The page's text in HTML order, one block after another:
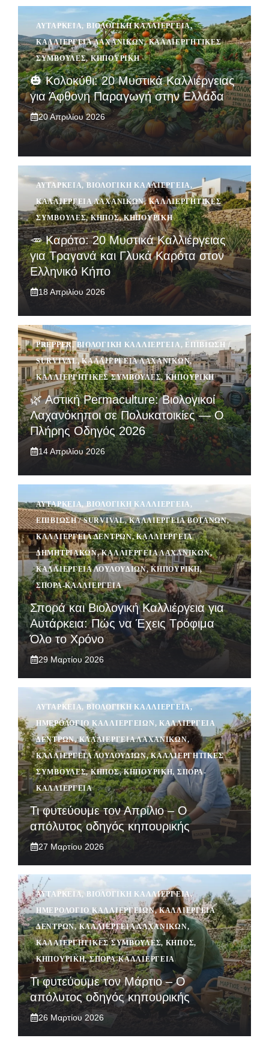
ΑΥΤΆΡΚΕΙΑ, ΒΙΟΛΟΓΙΚΉ ΚΑΛΛΙΈΡΓΕΙΑ,
ΚΑΛΛΙΈΡΓΕΙΑ ΛΑΧΑΝΙΚΏΝ,ΚΑΛΛΙΕΡΓΗΤΙΚΈΣ
ΣΥΜΒΟΥΛΈΣ,ΚΗΠΟΥΡΙΚΉ
🎃 Κολοκύθι: 20 Μυστικά Καλλιέργειας
για Άφθονη Παραγωγή στην Ελλάδα
20 Απριλίου 2026
ΑΥΤΆΡΚΕΙΑ, ΒΙΟΛΟΓΙΚΉ ΚΑΛΛΙΈΡΓΕΙΑ,
ΚΑΛΛΙΈΡΓΕΙΑ ΛΑΧΑΝΙΚΏΝ,ΚΑΛΛΙΕΡΓΗΤΙΚΈΣ
ΣΥΜΒΟΥΛΈΣ,ΚΉΠΟΣ,ΚΗΠΟΥΡΙΚΉ
🥕 Καρότο: 20 Μυστικά Καλλιέργειας
για Τραγανά και Γλυκά Καρότα στον
Ελληνικό Κήπο
18 Απριλίου 2026
PREPPER, ΒΙΟΛΟΓΙΚΉ ΚΑΛΛΙΈΡΓΕΙΑ,ΕΠΙΒΊΩΣΗ /
SURVIVAL,ΚΑΛΛΙΈΡΓΕΙΑ ΛΑΧΑΝΙΚΏΝ,
ΚΑΛΛΙΕΡΓΗΤΙΚΈΣ ΣΥΜΒΟΥΛΈΣ,ΚΗΠΟΥΡΙΚΉ
🌿 Αστική Permaculture: Βιολογικοί
Λαχανόκηποι σε Πολυκατοικίες — Ο
Πλήρης Οδηγός 2026
14 Απριλίου 2026
ΑΥΤΆΡΚΕΙΑ,ΒΙΟΛΟΓΙΚΉ ΚΑΛΛΙΈΡΓΕΙΑ ,
ΕΠΙΒΊΩΣΗ / SURVIVAL,ΚΑΛΛΙΈΡΓΕΙΑ ΒΟΤΆΝΩΝ,
ΚΑΛΛΙΈΡΓΕΙΑ ΔΈΝΤΡΩΝ,ΚΑΛΛΙΈΡΓΕΙΑ
ΔΗΜΗΤΡΙΑΚΏΝ,ΚΑΛΛΙΈΡΓΕΙΑ ΛΑΧΑΝΙΚΏΝ,
ΚΑΛΛΙΈΡΓΕΙΑ ΛΟΥΛΟΥΔΙΏΝ,ΚΗΠΟΥΡΙΚΉ,
ΣΠΟΡΆ-ΚΑΛΛΙΈΡΓΕΙΑ
Σπορά και Βιολογική Καλλιέργεια για
Αυτάρκεια: Πώς να Έχεις Τρόφιμα
Όλο το Χρόνο
29 Μαρτίου 2026
ΑΥΤΆΡΚΕΙΑ, ΒΙΟΛΟΓΙΚΉ ΚΑΛΛΙΈΡΓΕΙΑ,
ΗΜΕΡΟΛΌΓΙΟ ΚΑΛΛΙΕΡΓΕΙΏΝ,ΚΑΛΛΙΈΡΓΕΙΑ
ΔΈΝΤΡΩΝ,ΚΑΛΛΙΈΡΓΕΙΑ ΛΑΧΑΝΙΚΏΝ,
ΚΑΛΛΙΈΡΓΕΙΑ ΛΟΥΛΟΥΔΙΏΝ,ΚΑΛΛΙΕΡΓΗΤΙΚΈΣ
ΣΥΜΒΟΥΛΈΣ,ΚΉΠΟΣ,ΚΗΠΟΥΡΙΚΉ, ΣΠΟΡΆ-
ΚΑΛΛΙΈΡΓΕΙΑ
Τι φυτεύουμε τον Απρίλιο – Ο
απόλυτος οδηγός κηπουρικής
27 Μαρτίου 2026
ΑΥΤΆΡΚΕΙΑ, ΒΙΟΛΟΓΙΚΉ ΚΑΛΛΙΈΡΓΕΙΑ,
ΗΜΕΡΟΛΌΓΙΟ ΚΑΛΛΙΕΡΓΕΙΏΝ,ΚΑΛΛΙΈΡΓΕΙΑ
ΔΈΝΤΡΩΝ,ΚΑΛΛΙΈΡΓΕΙΑ ΛΑΧΑΝΙΚΏΝ,
ΚΑΛΛΙΕΡΓΗΤΙΚΈΣ ΣΥΜΒΟΥΛΈΣ, ΚΉΠΟΣ,
ΚΗΠΟΥΡΙΚΉ,ΣΠΟΡΆ-ΚΑΛΛΙΈΡΓΕΙΑ
Τι φυτεύουμε τον Μάρτιο – Ο
απόλυτος οδηγός κηπουρικής
26 Μαρτίου 2026